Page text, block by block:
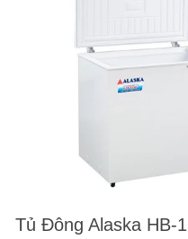
Tủ Đông Alaska HB-